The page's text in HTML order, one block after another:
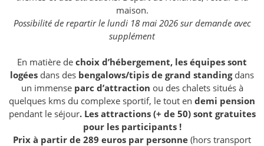
maison.
Possibilité de repartir le lundi 18 mai 2026 sur demande avec
supplément
En matière de choix d’hébergement, les équipes sont
logées dans des bengalows/tipis de grand standingdans
un immense parc d’attraction ou des chalets situés à
quelques kms du complexe sportif, le tout en demi pension
pendant le séjour. Les attractions (+ de 50) sont gratuites
pour les participants !
Prix à partir de 289 euros par personne (hors transport